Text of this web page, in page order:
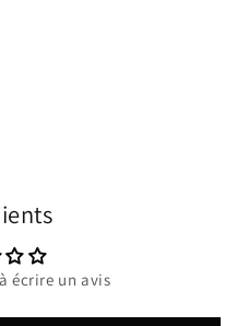
écrire un avis